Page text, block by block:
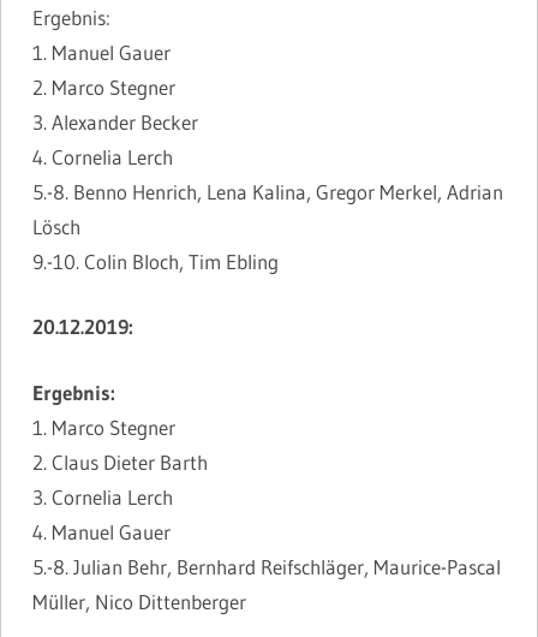
Ergebnis:
1. Manuel Gauer
2. Marco Stegner
3. Alexander Becker
4. Cornelia Lerch
5.-8. Benno Henrich, Lena Kalina, Gregor Merkel, Adrian
Lösch
9.-10. Colin Bloch, Tim Ebling
20.12.2019:
Ergebnis:
1. Marco Stegner
2. Claus Dieter Barth
3. Cornelia Lerch
4. Manuel Gauer
5.-8. Julian Behr, Bernhard Reifschläger, Maurice-Pascal
Müller, Nico Dittenberger